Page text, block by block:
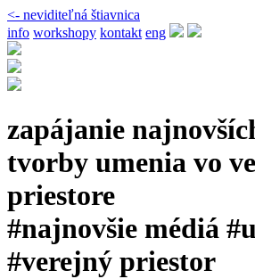
<- neviditeľná štiavnica
info workshopy kontakt eng
zapájanie
tvorby umenia vo
priestore
#najnovšie médiá
#verejný priestor